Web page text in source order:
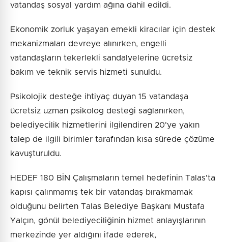
vatandaş sosyal yardım ağına dahil edildi.
Ekonomik zorluk yaşayan emekli kiracılar için destek
mekanizmaları devreye alınırken, engelli
vatandaşların tekerlekli sandalyelerine ücretsiz
bakım ve teknik servis hizmeti sunuldu.
Psikolojik desteğe ihtiyaç duyan 15 vatandaşa
ücretsiz uzman psikolog desteği sağlanırken,
belediyecilik hizmetlerini ilgilendiren 20'ye yakın
talep de ilgili birimler tarafından kısa sürede çözüme
kavuşturuldu.
HEDEF 180 BİN Çalışmaların temel hedefinin Talas'ta
kapısı çalınmamış tek bir vatandaş bırakmamak
olduğunu belirten Talas Belediye Başkanı Mustafa
Yalçın, gönül belediyeciliğinin hizmet anlayışlarının
merkezinde yer aldığını ifade ederek,